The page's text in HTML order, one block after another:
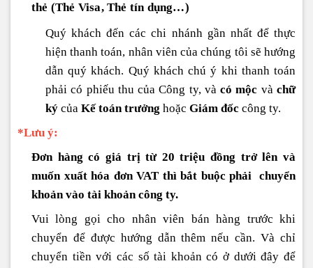
thẻ (Thẻ Visa, Thẻ tín dụng…)
Quý khách đến các chi nhánh gần nhất để thực
hiện thanh toán, nhân viên của chúng tôi sẽ hướng
dẫn quý khách. Quý khách chú ý khi thanh toán
phải có phiếu thu của Công ty, vàcó mộc vàchữ
ký của Kế toán trưởng hoặc Giám đốc công ty.
*Lưu ý:
Đơn hàng có giá trị từ 20 triệu đồng trở lên và
muốn xuất hóa đơn VAT thì bắt buộc phải chuyển
khoản vào tài khoản công ty.
Vui lòng gọi cho nhân viên bán hàng trước khi
chuyển để được hướng dẫn thêm nếu cần. Và chỉ
chuyển tiền với các số tài khoản có ở dưới đây để